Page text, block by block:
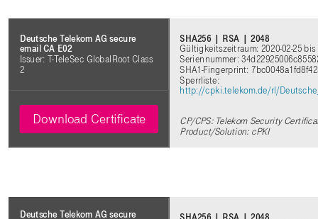
Deutsche Telekom AG secure
email CA E02
Issuer: T-TeleSec GlobalRoot Class
2
SHA256 | RSA | 2048
Gültigkeitszeitraum: 2020-02-25 bis
Seriennummer:
SHA1-Fingerprint:
Sperrliste:
http://cpki.telekom.de/rl/
CP/CPS: Telekom Security
Product/Solution: cPKI
Download Certificate
Deutsche Telekom AG secure